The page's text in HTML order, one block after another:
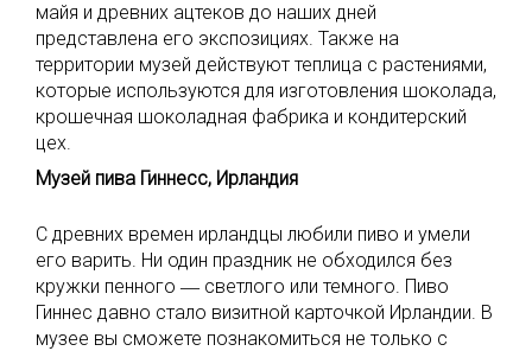
майя и древних ацтеков до наших дней
представлена его экспозициях. Также на
территории музей действуют теплица с растениями,
которые используются для изготовления шоколада,
крошечная шоколадная фабрика и кондитерский
цех.
Музей пива Гиннесс, Ирландия
С древних времен ирландцы любили пиво и умели
его варить. Ни один праздник не обходился без
кружки пенного ― светлого или темного. Пиво
Гиннес давно стало визитной карточкой Ирландии. В
музее вы сможете познакомиться не только с